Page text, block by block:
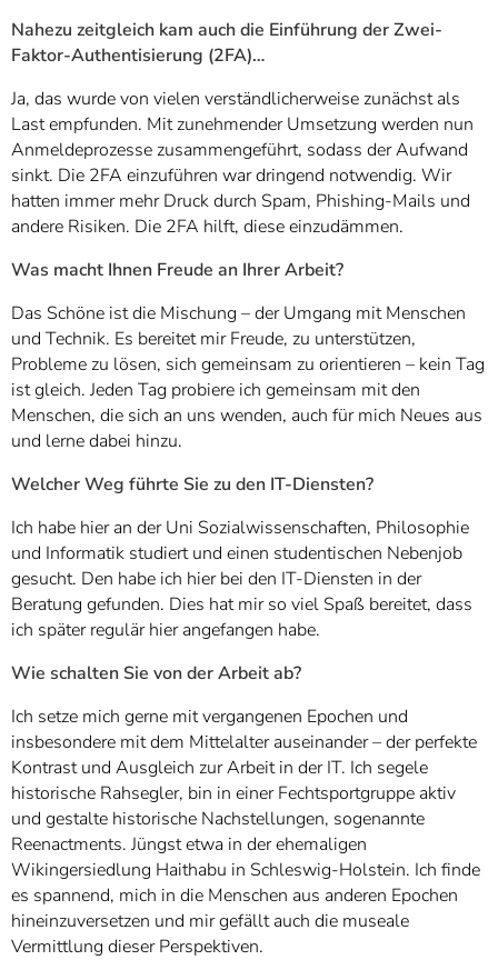
Nahezu zeitgleich kam auch die Einführung der Zwei-
Faktor-Authentisierung (2FA)…
Ja, das wurde von vielen verständlicherweise zunächst als
Last empfunden. Mit zunehmender Umsetzung werden nun
Anmeldeprozesse zusammengeführt, sodass der Aufwand
sinkt. Die 2FA einzuführen war dringend notwendig. Wir
hatten immer mehr Druck durch Spam, Phishing-Mails und
andere Risiken. Die 2FA hilft, diese einzudämmen.
Was macht Ihnen Freude an Ihrer Arbeit?
Das Schöne ist die Mischung – der Umgang mit Menschen
und Technik. Es bereitet mir Freude, zu unterstützen,
Probleme zu lösen, sich gemeinsam zu orientieren – kein Tag
ist gleich. Jeden Tag probiere ich gemeinsam mit den
Menschen, die sich an uns wenden, auch für mich Neues aus
und lerne dabei hinzu.
Welcher Weg führte Sie zu den IT-Diensten?
Ich habe hier an der Uni Sozialwissenschaften, Philosophie
und Informatik studiert und einen studentischen Nebenjob
gesucht. Den habe ich hier bei den IT-Diensten in der
Beratung gefunden. Dies hat mir so viel Spaß bereitet, dass
ich später regulär hier angefangen habe.
Wie schalten Sie von der Arbeit ab?
Ich setze mich gerne mit vergangenen Epochen und
insbesondere mit dem Mittelalter auseinander – der perfekte
Kontrast und Ausgleich zur Arbeit in der IT. Ich segele
historische Rahsegler, bin in einer Fechtsportgruppe aktiv
und gestalte historische Nachstellungen, sogenannte
Reenactments. Jüngst etwa in der ehemaligen
Wikingersiedlung Haithabu in Schleswig-Holstein. Ich finde
es spannend, mich in die Menschen aus anderen Epochen
hineinzuversetzen und mir gefällt auch die museale
Vermittlung dieser Perspektiven.